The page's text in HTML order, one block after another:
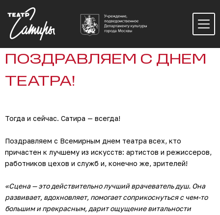
ПОЗДРАВЛЯЕМ С ДНЕМ
ТЕАТРА!
Тогда и сейчас. Сатира — всегда!
Поздравляем с Всемирным днем театра всех, кто
причастен к лучшему из искусств: артистов и режиссеров,
работников цехов и служб и, конечно же, зрителей!
«Сцена — это действительно лучший врачеватель душ. Она
развивает, вдохновляет, помогает соприкоснуться с чем-то
большим и прекрасным, дарит ощущение витальности